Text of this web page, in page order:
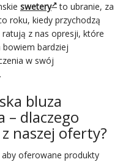
swetery
to ubranie, za
roku, kiedy przychodzą
z nas opresji, które
bowiem bardziej
w swój
bluza
– dlaczego
naszej oferty?
oferowane produkty